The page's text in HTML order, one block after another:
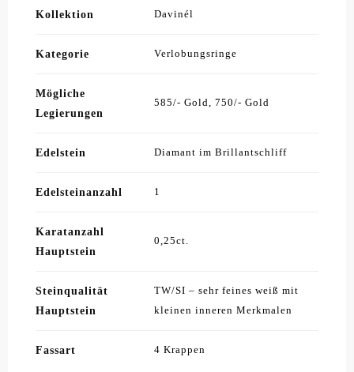
Kollektion Davinél
Kategorie Verlobungsringe
Mögliche
Legierungen
585/- Gold, 750/- Gold
Edelstein Diamant im Brillantschliff
Edelsteinanzahl 1
Karatanzahl
Hauptstein
0,25ct.
Steinqualität
Hauptstein
TW/SI – sehr feines weiß mit
kleinen inneren Merkmalen
Fassart 4 Krappen